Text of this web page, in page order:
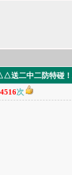
中二防特碰！精
4516次